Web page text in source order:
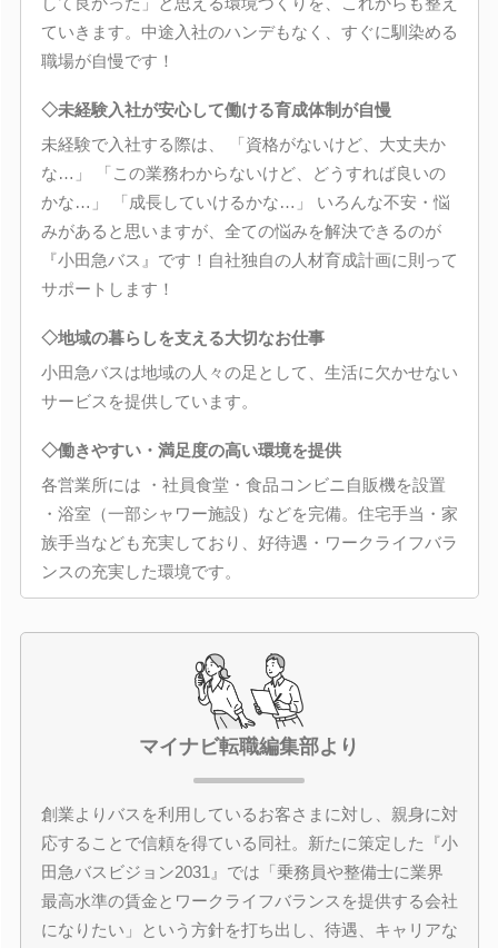
ていきます。中途入社のハンデもなく、すぐに馴染める
職場が自慢です！
◇未経験入社が安心して働ける育成体制が自慢
未経験で入社する際は、 「資格がないけど、大丈夫か
な…」 「この業務わからないけど、どうすれば良いの
かな…」 「成長していけるかな…」 いろんな不安・悩
みがあると思いますが、全ての悩みを解決できるのが
『小田急バス』です！自社独自の人材育成計画に則って
サポートします！
◇地域の暮らしを支える大切なお仕事
小田急バスは地域の人々の足として、生活に欠かせない
サービスを提供しています。
◇働きやすい・満足度の高い環境を提供
各営業所には ・社員食堂・食品コンビニ自販機を設置
・浴室（一部シャワー施設）などを完備。住宅手当・家
族手当なども充実しており、好待遇・ワークライフバラ
ンスの充実した環境です。
マイナビ転職編集部より
創業よりバスを利用しているお客さまに対し、親身に対
応することで信頼を得ている同社。新たに策定した『小
田急バスビジョン2031』では「乗務員や整備士に業界
最高水準の賃金とワークライフバランスを提供する会社
になりたい」という方針を打ち出し、待遇、キャリアな